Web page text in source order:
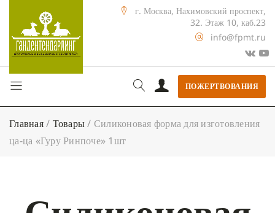
г. Москва, Нахимовский проспект,
32. Этаж 10, каб.23
info@fpmt.ru
ПОЖЕРТВОВАНИЯ
Главная/ Товары/ Силиконовая форма для изготовления
ца-ца «Гуру Ринпоче» 1шт